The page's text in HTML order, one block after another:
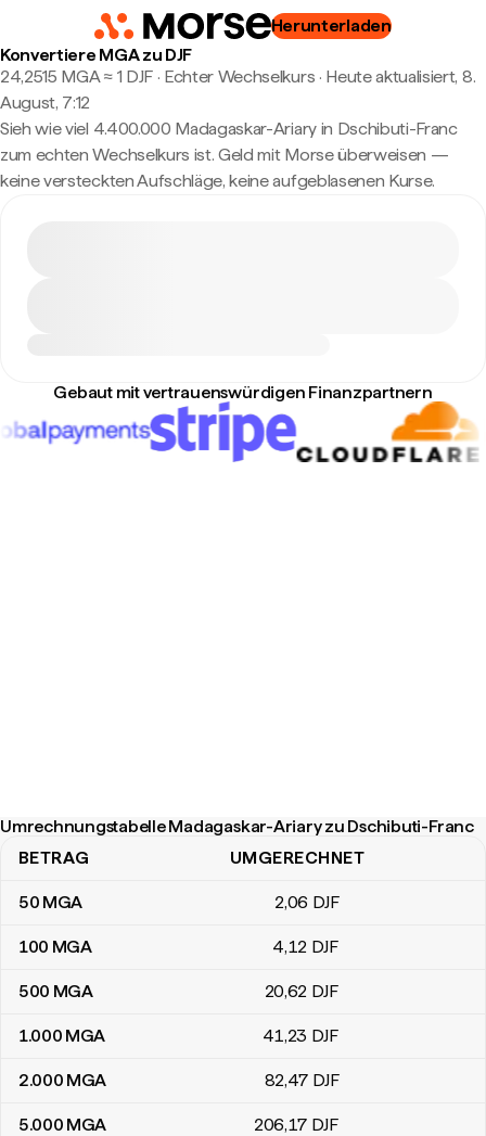
Herunterladen
Konvertiere MGA zu DJF
24,2515 MGA ≈ 1 DJF · Echter Wechselkurs · Heute aktualisiert, 8.
August, 7:12
Sieh wie viel 4.400.000 Madagaskar-Ariary in Dschibuti-Franc
zum echten Wechselkurs ist. Geld mit Morse überweisen —
keine versteckten Aufschläge, keine aufgeblasenen Kurse.
Gebaut mit vertrauenswürdigen Finanzpartnern
Umrechnungstabelle Madagaskar-Ariary zu Dschibuti-Franc
Umrechnungstabelle Madagaskar-Ariary zu Dschibuti-Franc
BETRAG UMGERECHNET
50 MGA 2,06 DJF
100 MGA 4,12 DJF
500 MGA 20,62 DJF
1.000 MGA 41,23 DJF
2.000 MGA 82,47 DJF
5.000 MGA 206,17 DJF